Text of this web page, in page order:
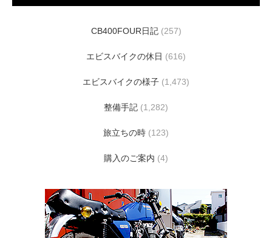
CB400FOUR日記(257)
エビスバイクの休日 (616)
エビスバイクの様子 (1,473)
整備手記 (1,282)
旅立ちの時 (123)
購入のご案内 (4)